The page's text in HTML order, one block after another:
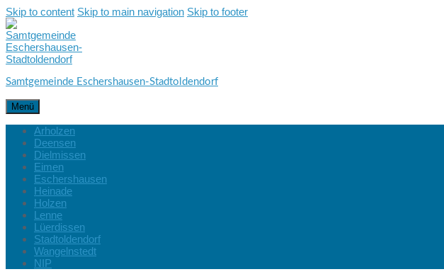
Skip to content Skip to main navigation Skip to footer
Samtgemeinde Eschershausen-Stadtoldendorf
Menü
Arholzen
Deensen
Dielmissen
Eimen
Eschershausen
Heinade
Holzen
Lenne
Lüerdissen
Stadtoldendorf
Wangelnstedt
NIP